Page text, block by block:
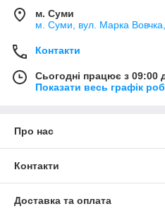
м. Суми
м. Суми, вул. Марка
Контакти
Сьогодні працює з 09:00
Показати весь графік
Про нас
Контакти
Доставка та оплата